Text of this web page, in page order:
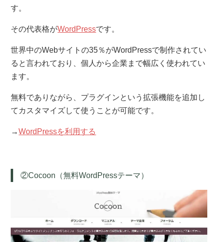
す。
その代表格がWordPressです。
世界中のWebサイトの35％がWordPressで制作されてい
ると言われており、個人から企業まで幅広く使われてい
ます。
無料でありながら、プラグインという拡張機能を追加し
てカスタマイズして使うことが可能です。
→WordPressを利用する
②Cocoon（無料WordPressテーマ）